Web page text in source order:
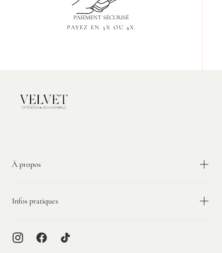
PAIEMENT SÉCURISÉ
PAYEZ EN 3X OU 4X
À propos
Infos pratiques